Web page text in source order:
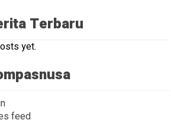
Terbaru
yet.
feed